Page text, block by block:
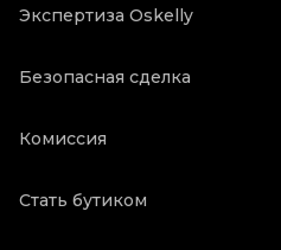
Экспертиза Oskelly
Безопасная сделка
Комиссия
Стать бутиком